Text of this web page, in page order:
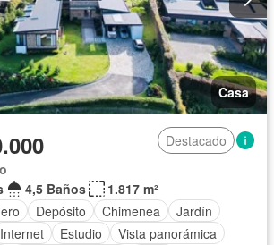
Casa
Destacado
4,5 Baños
1.817 m²
Depósito Chimenea
Jardín
Internet Estudio
Vista panorámica